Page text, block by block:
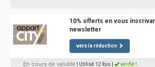
10% offerts en vous
newsletter
vers la réduction
En cours de validité | Utilisé 12 fois vérifié !